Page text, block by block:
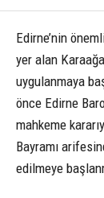
Edirne’nin
yer alan
uygulanmaya
önce Edirne
mahkeme
Bayramı
edilmeye